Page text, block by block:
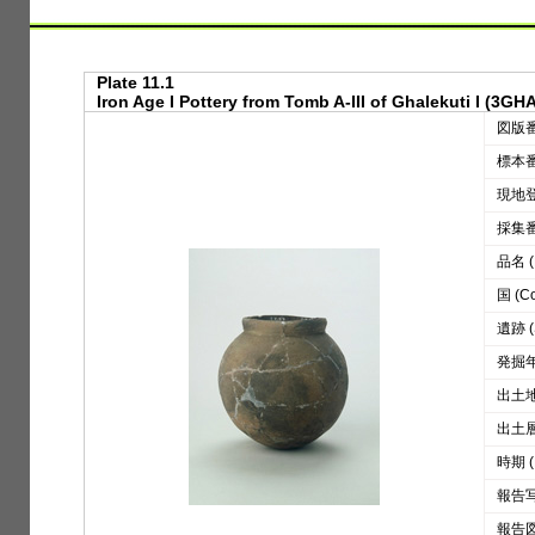
Plate 11.1
Iron Age I Pottery from Tomb A-III of Ghalekuti I
図版
標本
現地
採集
品名
国
遺跡
発掘
出土
出土
時期
報告
報告